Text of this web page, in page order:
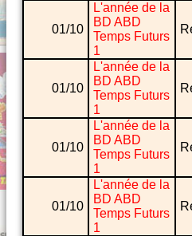
01/10
L'année de la
BD ABD
Temps Futurs
1
01/10
L'année de la
BD ABD
Temps Futurs
1
01/10
L'année de la
BD ABD
Temps Futurs
1
01/10
L'année de la
BD ABD
Temps Futurs
1